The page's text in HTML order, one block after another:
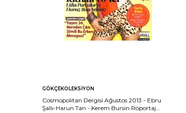
GÖKÇEKOLEKSIYON
Cosmopolitan Dergisi Ağustos 2013 - Ebru
Şallı-Harun Tan - Kerem Bursin Röportaj